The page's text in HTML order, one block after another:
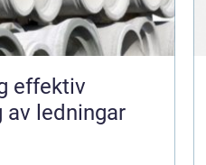
av ledningar